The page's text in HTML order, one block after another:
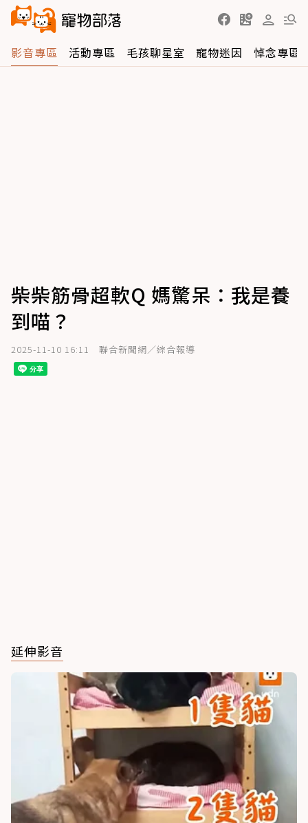
影音專區 活動專區 毛孩聊星室 寵物迷因 悼念專區
柴柴筋骨超軟Q 媽驚呆：我是養
到喵？
2025-11-10 16:11 聯合新聞網／綜合報導
延伸影音